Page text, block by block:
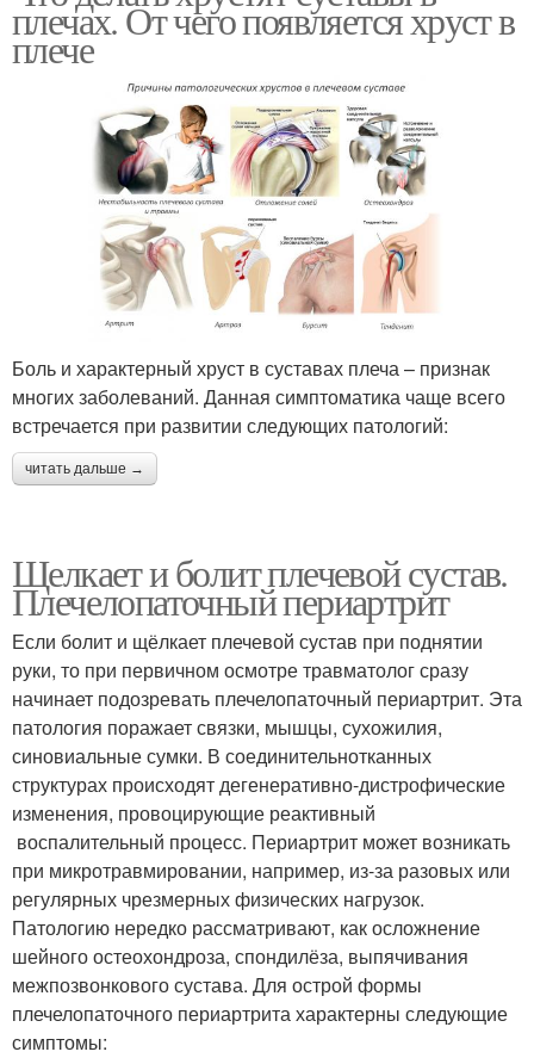
плечах. От чего появляется хруст в
плече
Боль и характерный хруст в суставах плеча – признак
многих заболеваний. Данная симптоматика чаще всего
встречается при развитии следующих патологий:
читать дальше →
Щелкает и болит плечевой сустав.
Плечелопаточный периартрит
Если болит и щёлкает плечевой сустав при поднятии
руки, то при первичном осмотре травматолог сразу
начинает подозревать плечелопаточный периартрит. Эта
патология поражает связки, мышцы, сухожилия,
синовиальные сумки. В соединительнотканных
структурах происходят дегенеративно-дистрофические
изменения, провоцирующие реактивный
воспалительный процесс. Периартрит может возникать
при микротравмировании, например, из-за разовых или
регулярных чрезмерных физических нагрузок.
Патологию нередко рассматривают, как осложнение
шейного остеохондроза, спондилёза, выпячивания
межпозвонкового сустава. Для острой формы
плечелопаточного периартрита характерны следующие
симптомы: